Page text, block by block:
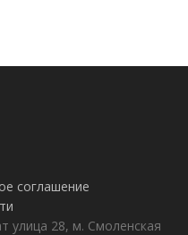
соглашение
улица 28, м. Смоленская